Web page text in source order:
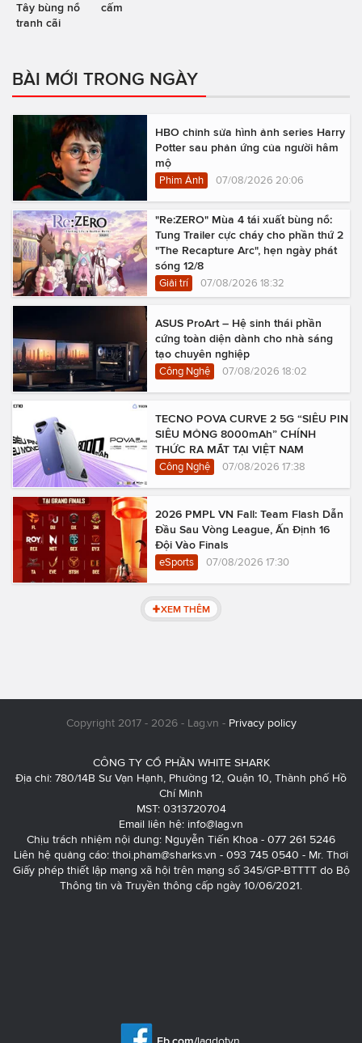
Tây bùng nổ
tranh cãi
cấm
BÀI MỚI TRONG NGÀY
HBO chỉnh sửa hình ảnh series Harry
Potter sau phản ứng của người hâm
mộ
Phim Ảnh 07/08/2026 20:06
"Re:ZERO" Mùa 4 tái xuất bùng nổ:
Tung Trailer cực cháy cho phần thứ 2
"The Recapture Arc", hẹn ngày phát
sóng 12/8
Giải trí 07/08/2026 18:32
ASUS ProArt – Hệ sinh thái phần
cứng toàn diện dành cho nhà sáng
tạo chuyên nghiệp
Công Nghệ 07/08/2026 18:02
TECNO POVA CURVE 2 5G “SIÊU PIN
SIÊU MỎNG 8000mAh” CHÍNH
THỨC RA MẮT TẠI VIỆT NAM
Công Nghệ 07/08/2026 17:38
2026 PMPL VN Fall: Team Flash Dẫn
Đầu Sau Vòng League, Ấn Định 16
Đội Vào Finals
eSports 07/08/2026 17:30
XEM THÊM
Copyright 2017 - 2026 - Lag.vn - Privacy policy
CÔNG TY CỔ PHẦN WHITE SHARK
Địa chỉ: 780/14B Sư Vạn Hạnh, Phường 12, Quận 10, Thành phố Hồ
Chí Minh
MST: 0313720704
Email liên hệ: info@lag.vn
Chịu trách nhiệm nội dung: Nguyễn Tiến Khoa - 077 261 5246
Liên hệ quảng cáo: thoi.pham@sharks.vn - 093 745 0540 - Mr. Thơi
Giấy phép thiết lập mạng xã hội trên mạng số 345/GP-BTTTT do Bộ
Thông tin và Truyền thông cấp ngày 10/06/2021.